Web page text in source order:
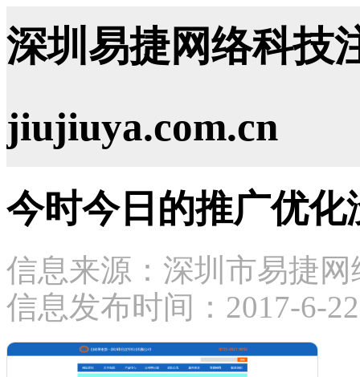
深圳易捷网络科技
jiujiuya.com.cn
今时今日的推广优化
信息来源：深圳市易捷
信息发布时间：2017-6-